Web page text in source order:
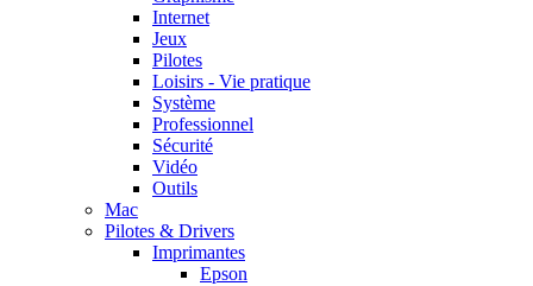
Internet
Jeux
Pilotes
Loisirs - Vie pratique
Système
Professionnel
Sécurité
Vidéo
Outils
Mac
Pilotes & Drivers
Imprimantes
Epson